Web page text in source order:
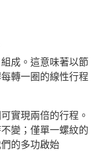
成。這意味著以節
轉一圈的線性行程
實現兩倍的行程。
變；僅單一螺紋的
的多功啟始